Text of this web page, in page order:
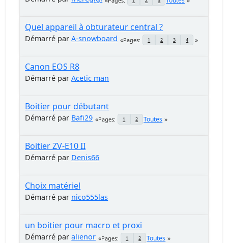
Quel appareil à obturateur central ?
Démarré parA-snowboard Pages 1 2 3 4
Canon EOS R8
Démarré parAcetic man
Boitier pour débutant
Démarré par Bafi29 Pages 1 2 Toutes
Boitier ZV-E10 II
Démarré par Denis66
Choix matériel
Démarré par nico555las
un boitier pour macro et proxi
Démarré paralienor Pages 1 2 Toutes